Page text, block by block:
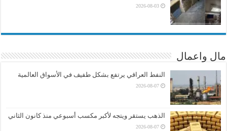
2026-08-03
مال واعمال
النفط العراقي يرتفع بشكل طفيف في الأسواق العالمية
2026-08-07
الذهب يستقر ويتجه لأكبر مكسب أسبوعي منذ كانون الثاني
2026-08-07